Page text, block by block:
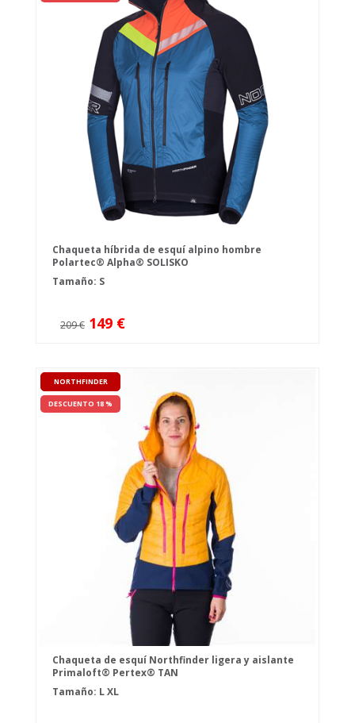
Chaqueta híbrida de esquí alpino hombre
Polartec® Alpha® SOLISKO
Tamaño: S
209 € 149 €
NORTHFINDER
DESCUENTO 18 %
Chaqueta de esquí Northfinder ligera y aislante
Primaloft® Pertex® TAN
Tamaño: LXL